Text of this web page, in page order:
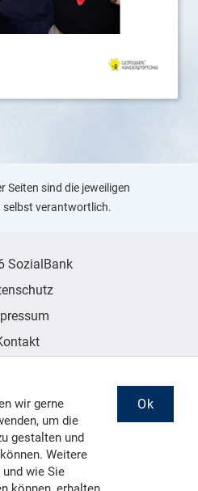
Seiten sind die jeweiligen
selbst verantwortlich.
SozialBank
Sie uns
wir gerne
um die
gestalten und
Weitere
wie Sie
Ok